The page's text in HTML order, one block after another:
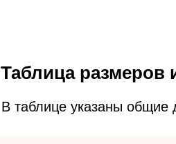
Таблица размеров
В таблице указаны общие